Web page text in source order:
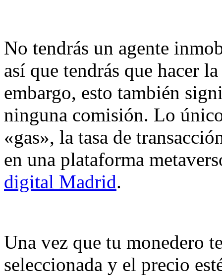
No tendrás un agente
así que tendrás que hacer
embargo, esto también
ninguna comisión. Lo
«gas», la tasa de
en una plataforma
digital Madrid.
Una vez que tu monedero
seleccionada y el precio